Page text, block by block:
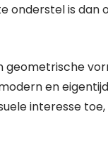
onderstel is dan
geometrische
en
interesse